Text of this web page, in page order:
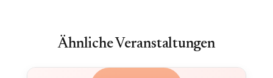
Ähnliche Veranstaltungen